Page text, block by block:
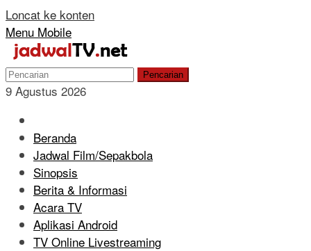
Loncat ke konten
Menu Mobile
Pencarian
9 Agustus 2026
Beranda
Jadwal Film/Sepakbola
Sinopsis
Berita & Informasi
Acara TV
Aplikasi Android
TV Online Livestreaming